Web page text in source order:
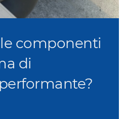
componenti
di